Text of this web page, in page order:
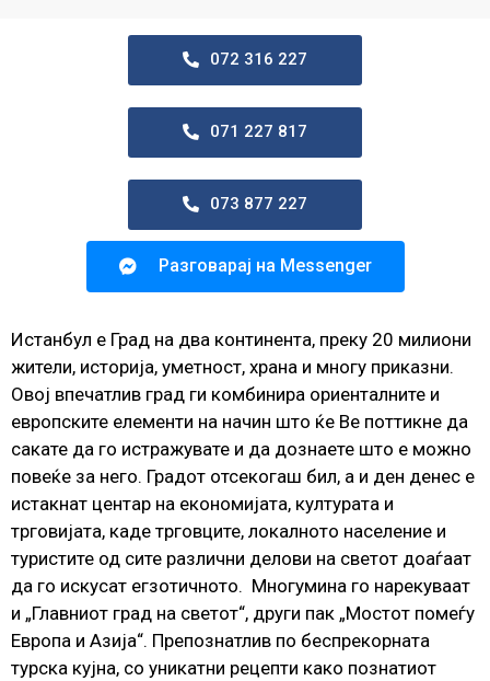
072 316 227
071 227 817
073 877 227
Разговарај на Messenger
Истанбул е Град на два континента, преку 20 милиони
жители, историја, уметност, храна и многу приказни.
Овој впечатлив град ги комбинира ориенталните и
европските елементи на начин што ќе Ве поттикне да
сакате да го истражувате и да дознаете што е можно
повеќе за него. Градот отсекогаш бил, а и ден денес е
истакнат центар на економијата, културата и
трговијата, каде трговците, локалното население и
туристите од сите различни делови на светот доаѓаат
да го искусат егзотичното. Многумина го нарекуваат
и „Главниот град на светот“, други пак „Мостот помеѓу
Европа и Азија“. Препознатлив по беспрекорната
турска кујна, со уникатни рецепти како познатиот